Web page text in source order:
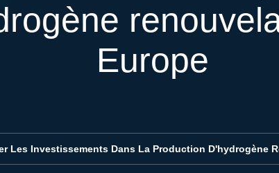
Europe
Les Investissements Dans La Production D'hydrogène